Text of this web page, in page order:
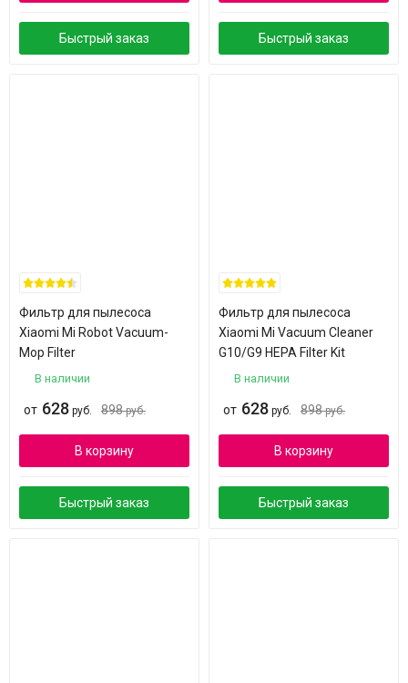
Быстрый заказ Быстрый заказ
Фильтр для пылесоса
Xiaomi Mi Robot Vacuum-
Mop Filter
В наличии
от 628 руб. 898 руб.
В корзину
Быстрый заказ
Фильтр для пылесоса
Xiaomi Mi Vacuum Cleaner
G10/G9 HEPA Filter Kit
В наличии
от 628 руб. 898 руб.
В корзину
Быстрый заказ